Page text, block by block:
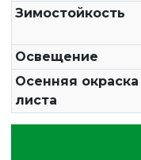
Зимостойкость
Освещение
Осенняя окраска
листа